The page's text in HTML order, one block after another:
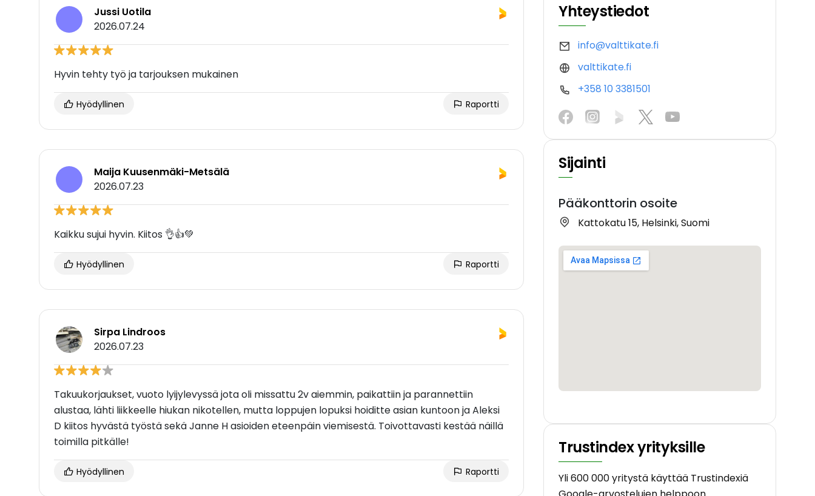
Jussi Uotila
2026.07.24
Hyvin tehty työ ja tarjouksen mukainen
Hyödyllinen Raportti
Maija Kuusenmäki-Metsälä
2026.07.23
Kaikku sujui hyvin. Kiitos 👌👍💚
Hyödyllinen Raportti
Sirpa Lindroos
2026.07.23
Takuukorjaukset, vuoto lyijylevyssä jota oli missattu 2v aiemmin, paikattiin ja parannettiin
alustaa, lähti liikkeelle hiukan nikotellen, mutta loppujen lopuksi hoiditte asian kuntoon ja Aleksi
D kiitos hyvästä työstä sekä Janne H asioiden eteenpäin viemisestä. Toivottavasti kestää näillä
toimilla pitkälle!
Hyödyllinen Raportti
Yhteystiedot
info@valttikate.fi
valttikate.fi
+358 10 3381501
Sijainti
Pääkonttorin osoite
Kattokatu 15, Helsinki, Suomi
Trustindex yrityksille
Yli 600 000 yritystä käyttää Trustindexiä